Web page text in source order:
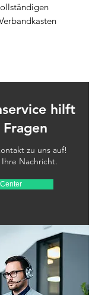
hilft
zu uns auf!
Nachricht.